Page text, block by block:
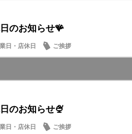
のお知らせ🪸
日・店休日 ご挨拶
のお知らせ🍨
日・店休日 ご挨拶